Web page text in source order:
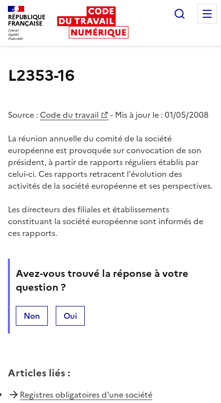
RÉPUBLIQUE
FRANÇAISE
L2353-16
Source : Code du travail - Mis à jour le : 01/05/2008
La réunion annuelle du comité de la société
européenne est provoquée sur convocation de son
président, à partir de rapports réguliers établis par
celui-ci. Ces rapports retracent l'évolution des
activités de la société européenne et ses perspectives.
Les directeurs des filiales et établissements
constituant la société européenne sont informés de
ces rapports.
Avez-vous trouvé la réponse à votre
question ?
Non Oui
Articles liés :
Registres obligatoires d'une société